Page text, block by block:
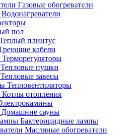
Газовые обогреватели
Водонагреватели
пол
плинтус
кабели
Терморегуляторы
Тепловые пушки
Тепловые завесы
Тепловентиляторы
Котлы отопления
Домашние сауны
Бактерицидные лампы
Масляные обогреватели